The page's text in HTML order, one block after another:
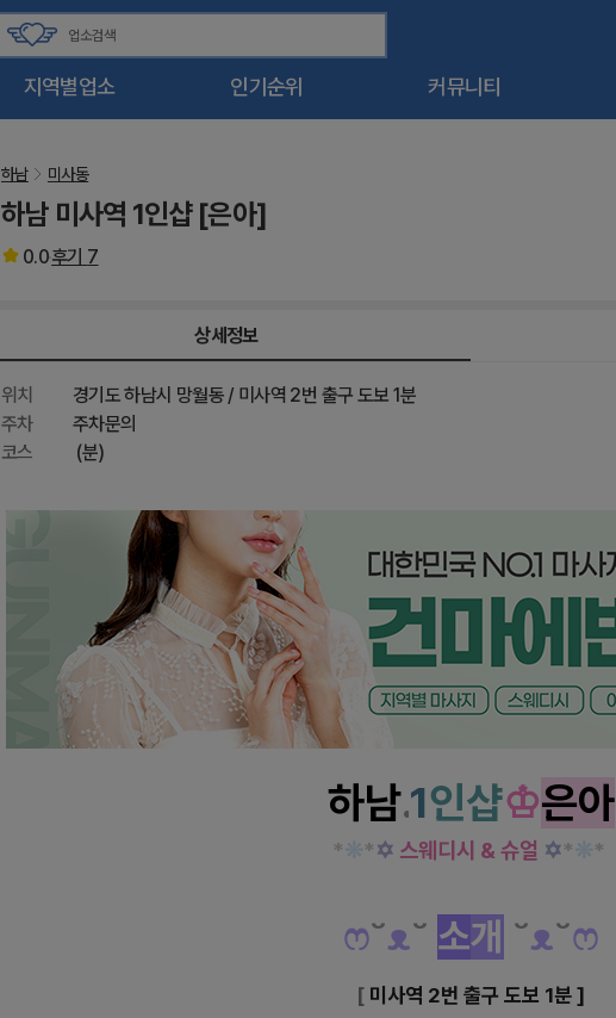
지역별업소 인기순위 커뮤니티
하남 미사동
하남 미사역 1인샵 [은아]
0.0후기 7
상세정보
위치
경기도 하남시 망월동 / 미사역 2번 출구 도보 1분
주차
주차문의
코스
(분)
하남.1인샵♔은아
* *✡ 스웨디시 & 슈얼 ✡* *
ෆ˘ᴥ˘ 소개 ˘ᴥ˘ෆ
[ 미사역 2번 출구 도보 1분 ]